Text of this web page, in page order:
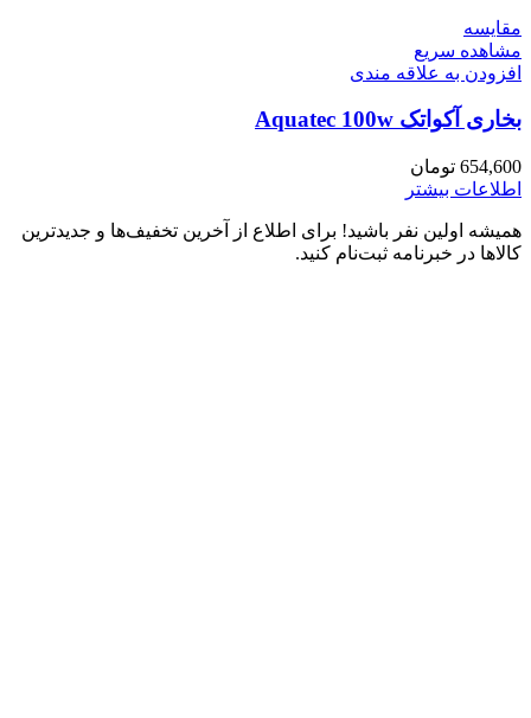
مقایسه
مشاهده سریع
افزودن به علاقه مندی
بخاری آکواتک Aquatec 100w
654,600 تومان
اطلاعات بیشتر
همیشه اولین نفر باشید! برای اطلاع از آخرین تخفیف‌ها و جدیدترین
کالاها در خبرنامه ثبت‌نام کنید.